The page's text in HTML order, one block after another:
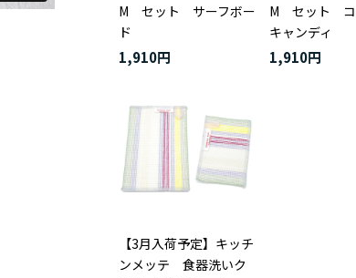
M セット サーフボー
ド
1,910円
M セット コ
キャンディ
1,910円
【3月入荷予定】キッチ
ンメッテ 食器洗いク